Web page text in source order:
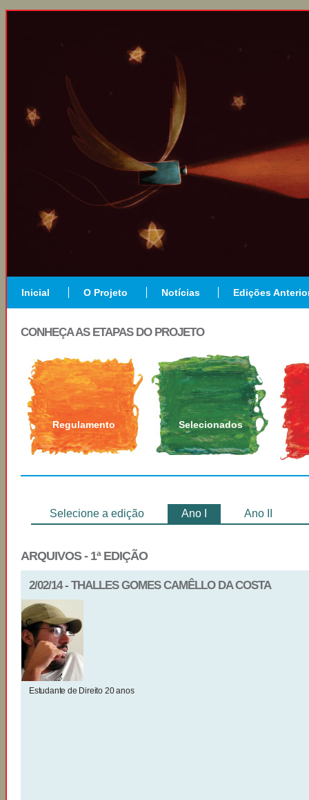
Inicial O Projeto Notícias Edições
CONHEÇA AS ETAPAS DO PROJETO
Regulamento Selecionados
Selecione a edição Ano I Ano II
ARQUIVOS - 1ª EDIÇÃO
2/02/14 - THALLES GOMES CAMÊLLO DA COSTA
Estudante de Direito 20 anos